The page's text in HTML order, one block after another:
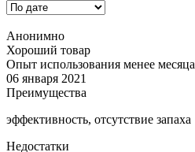
Анонимно
Хороший товар
Опыт использования менее месяца
06 января 2021
Преимущества
эффективность, отсутствие запаха
Недостатки